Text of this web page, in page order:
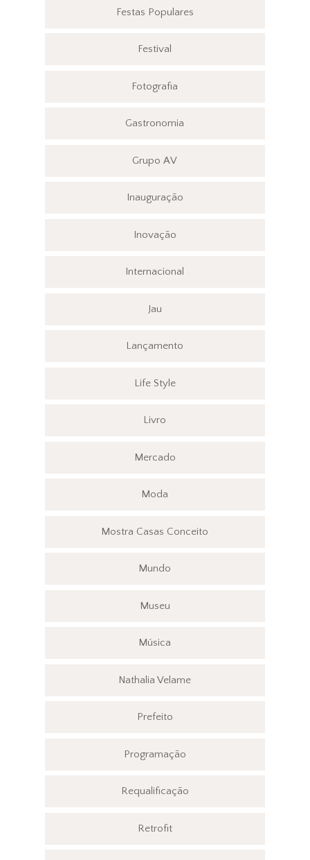
Festas Populares
Festival
Fotografia
Gastronomia
Grupo AV
Inauguração
Inovação
Internacional
Jau
Lançamento
Life Style
Livro
Mercado
Moda
Mostra Casas Conceito
Mundo
Museu
Música
Nathalia Velame
Prefeito
Programação
Requalificação
Retrofit